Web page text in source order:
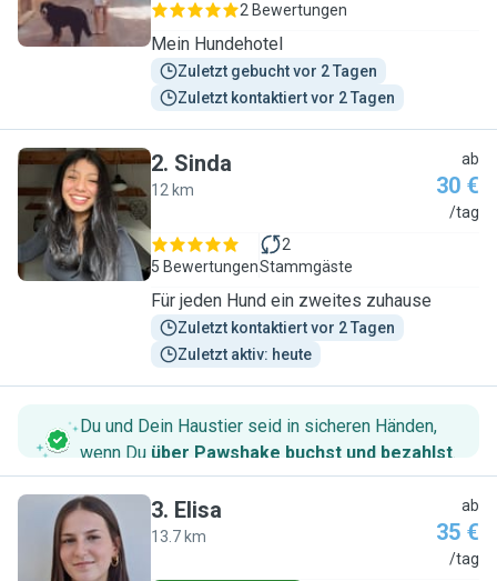
2 Bewertungen
Mein Hundehotel
Zuletzt gebucht vor 2 Tagen
Zuletzt kontaktiert vor 2 Tagen
S
2. Sinda
12 km
ab
30 €
/tag
5 Bewertungen
2
Stammgäste
Für jeden Hund ein zweites zuhause
Zuletzt kontaktiert vor 2 Tagen
Zuletzt aktiv: heute
Du und Dein Haustier seid in sicheren Händen,
wenn Du über Pawshake buchst und bezahlst.
E
3. Elisa
13.7 km
ab
35 €
/tag